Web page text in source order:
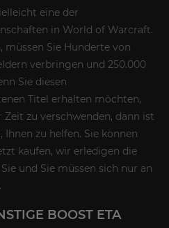
eine der
in World of Warcraft.
müssen Sie Hunderte von
verbringen und 250.000
Sie diesen
Titel erhalten möchten,
zu verschwenden, dann ist
Ihnen zu helfen. Sie können
kaufen, wir erledigen die
und Sie müssen sich nur an
BOOST ETA